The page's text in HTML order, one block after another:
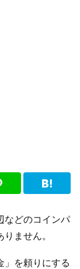
などのコインパ
ません。
」を頼りにする